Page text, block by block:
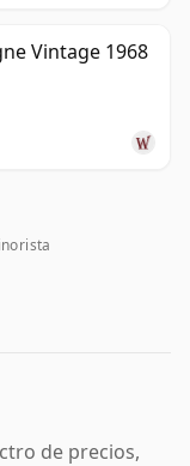
Vintage 1968
de precios,